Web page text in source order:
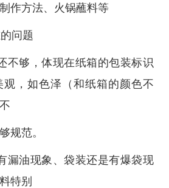
作方法、火锅蘸料等
问题
不够，体现在纸箱的包装标识
观，如色泽（和纸箱的颜色不
规范。
漏油现象、袋装还是有爆袋现
特别